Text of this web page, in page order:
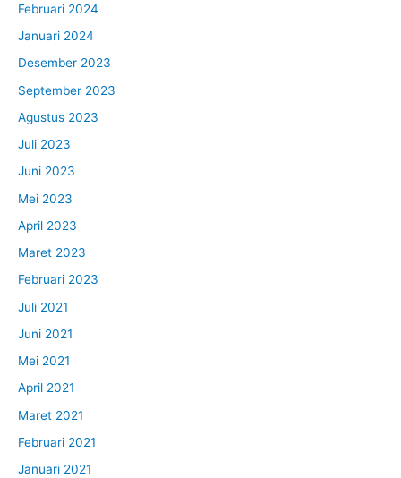
Februari 2024
Januari 2024
Desember 2023
September 2023
Agustus 2023
Juli 2023
Juni 2023
Mei 2023
April 2023
Maret 2023
Februari 2023
Juli 2021
Juni 2021
Mei 2021
April 2021
Maret 2021
Februari 2021
Januari 2021